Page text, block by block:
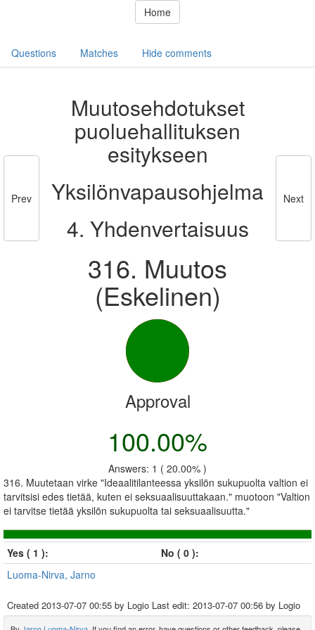
Home
Questions Matches Hide comments
Prev
Muutosehdotukset
puoluehallituksen
esitykseen
Yksilönvapausohjelma
4. Yhdenvertaisuus
316. Muutos
(Eskelinen)
Next
Approval
100.00%
Answers: 1 ( 20.00% )
316. Muutetaan virke "Ideaalitilanteessa yksilön sukupuolta valtion ei
tarvitsisi edes tietää, kuten ei seksuaalisuuttakaan." muotoon "Valtion
ei tarvitse tietää yksilön sukupuolta tai seksuaalisuutta."
Yes ( 1 ):
No ( 0 ):
Luoma-Nirva, Jarno
Created 2013-07-07 00:55 by Logio Last edit: 2013-07-07 00:56 by Logio